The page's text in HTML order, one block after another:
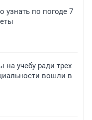
узнать по погоде 7
на учебу ради трех
вошли в